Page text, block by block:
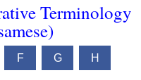
Terminology
F G H